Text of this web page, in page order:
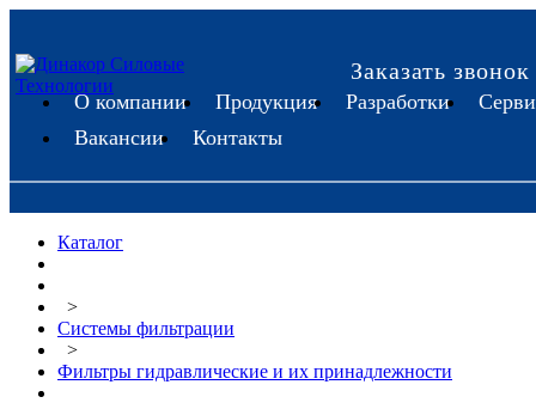
Заказать звонок
О компании Продукция Разработки
Вакансии
Контакты
Каталог
>
Системы фильтрации
>
Фильтры гидравлические и их принадлежности